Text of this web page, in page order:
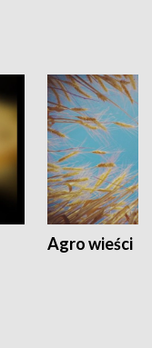
Agro wieści